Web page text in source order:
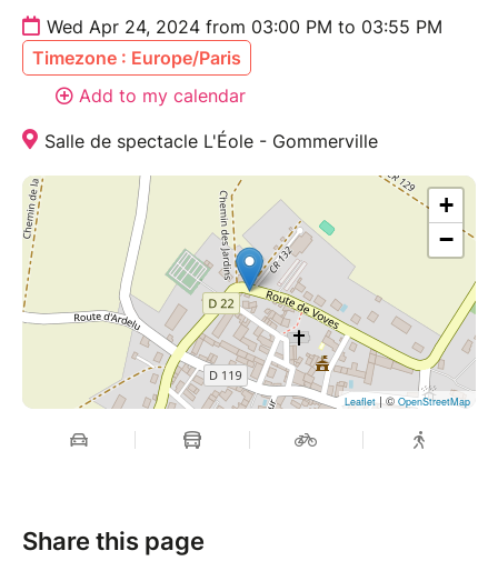
Wed Apr 24, 2024 from 03:00 PM to 03:55 PM
Timezone : Europe/Paris
Add to my calendar
Salle de spectacle L'Éole - Gommerville
+
−
Leaflet| ©OpenStreetMap
Share this page